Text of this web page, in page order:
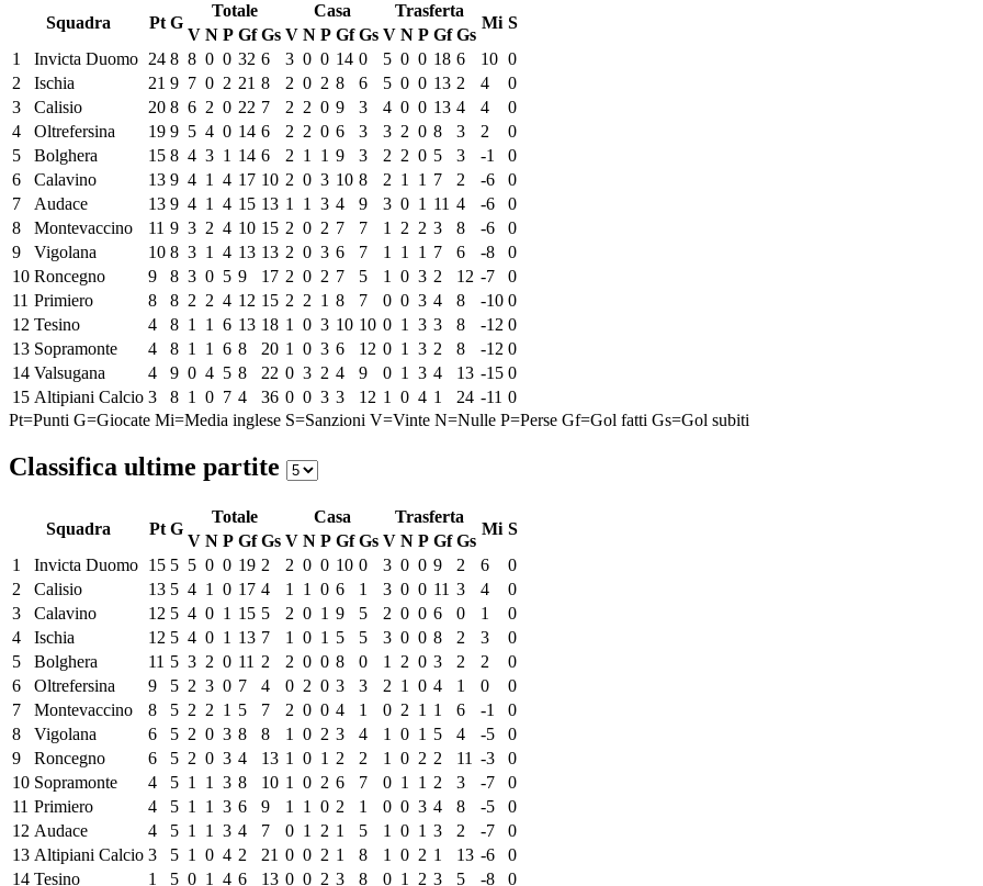
Squadra Pt G
Totale Casa Trasferta
Mi S
V N P Gf Gs V N P Gf Gs V N P Gf Gs
1
Invicta Duomo 24 8 8 0 0 32 6 3 0 0 14 0 5 0 0 18 6 10 0
2
Ischia 21 9 7 0 2 21 8 2 0 2 8 6 5 0 0 13 2 4
0
3
Calisio 20 8 6 2 0 22 7 2 2 0 9 3 4 0 0 13 4 4
0
4
Oltrefersina 19 9 5 4 0 14 6 2 2 0 6 3 3 2 0 8 3 2
0
5
Bolghera 15 8 4 3 1 14 6 2 1 1 9 3 2 2 0 5 3 -1
0
6
Calavino 13 9 4 1 4 17 10 2 0 3 10 8 2 1 1 7 2 -6
0
7
Audace 13 9 4 1 4 15 13 1 1 3 4 9 3 0 1 11 4 -6
0
8
Montevaccino 11 9 3 2 4 10 15 2 0 2 7 7 1 2 2 3 8 -6
0
9
Vigolana 10 8 3 1 4 13 13 2 0 3 6 7 1 1 1 7 6 -8
0
10 Roncegno 9 8 3 0 5 9 17 2 0 2 7 5 1 0 3 2 12 -7
0
11 Primiero 8 8 2 2 4 12 15 2 2 1 8 7 0 0 3 4 8 -10 0
12 Tesino 4 8 1 1 6 13 18 1 0 3 10 10 0 1 3 3 8 -12 0
13 Sopramonte 4 8 1 1 6 8 20 1 0 3 6 12 0 1 3 2 8 -12 0
14 Valsugana 4 9 0 4 5 8 22 0 3 2 4 9 0 1 3 4 13 -15 0
15 Altipiani Calcio 3 8 1 0 7 4 36 0 0 3 3 12 1 0 4 1 24 -11 0
Pt=Punti G=Giocate Mi=Media inglese S=Sanzioni V=Vinte N=Nulle P=Perse Gf=Gol fatti Gs=Gol subiti
Classifica ultime partite
Squadra Pt G
Totale Casa Trasferta
Mi S
V N P Gf Gs V N P Gf Gs V N P Gf Gs
1
Invicta Duomo 15 5 5 0 0 19 2 2 0 0 10 0 3 0 0 9 2 6
0
2
Calisio 13 5 4 1 0 17 4 1 1 0 6 1 3 0 0 11 3 4
0
3
Calavino 12 5 4 0 1 15 5 2 0 1 9 5 2 0 0 6 0 1
0
4
Ischia 12 5 4 0 1 13 7 1 0 1 5 5 3 0 0 8 2 3
0
5
Bolghera 11 5 3 2 0 11 2 2 0 0 8 0 1 2 0 3 2 2
0
6
Oltrefersina 9 5 2 3 0 7 4 0 2 0 3 3 2 1 0 4 1 0
0
7
Montevaccino 8 5 2 2 1 5 7 2 0 0 4 1 0 2 1 1 6 -1
0
8
Vigolana 6 5 2 0 3 8 8 1 0 2 3 4 1 0 1 5 4 -5
0
9
Roncegno 6 5 2 0 3 4 13 1 0 1 2 2 1 0 2 2 11 -3
0
10 Sopramonte 4 5 1 1 3 8 10 1 0 2 6 7 0 1 1 2 3 -7
0
11 Primiero 4 5 1 1 3 6 9 1 1 0 2 1 0 0 3 4 8 -5
0
12 Audace 4 5 1 1 3 4 7 0 1 2 1 5 1 0 1 3 2 -7
0
13 Altipiani Calcio 3 5 1 0 4 2 21 0 0 2 1 8 1 0 2 1 13 -6
0
14 Tesino 1 5 0 1 4 6 13 0 0 2 3 8 0 1 2 3 5 -8 0